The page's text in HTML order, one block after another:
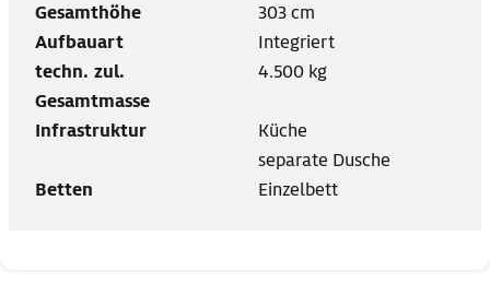
Gesamthöhe
303 cm
Aufbauart
Integriert
techn. zul.
Gesamtmasse
4.500 kg
Infrastruktur
Küche
separate Dusche
Betten
Einzelbett